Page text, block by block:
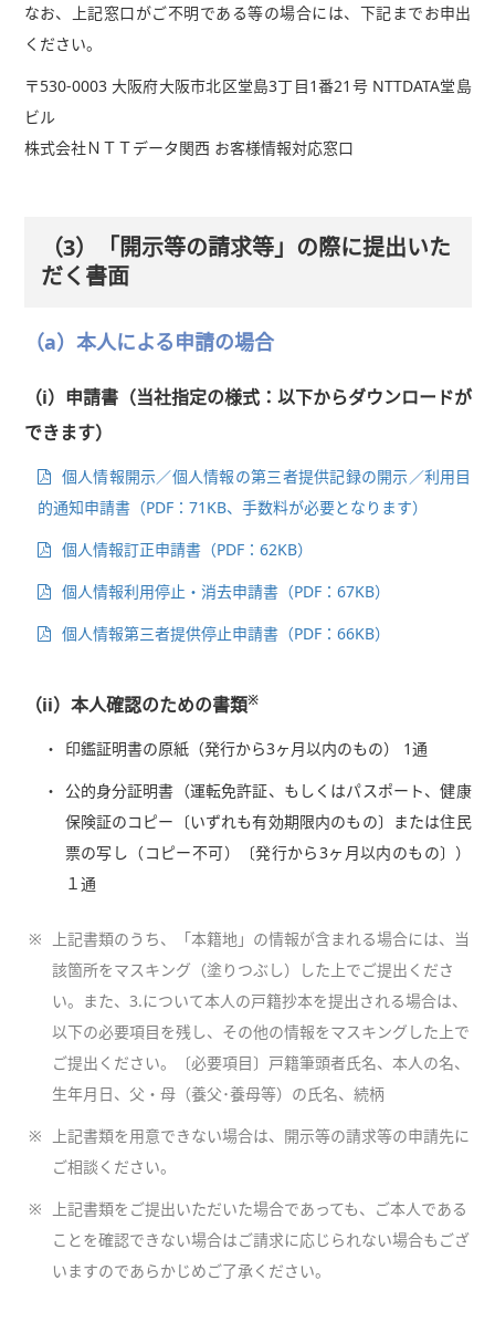
なお、上記窓口がご不明である等の場合には、下記までお申出
ください。
〒530-0003 大阪府大阪市北区堂島3丁目1番21号 NTTDATA堂島
ビル
株式会社ＮＴＴデータ関西 お客様情報対応窓口
（3）「開示等の請求等」の際に提出いた
だく書面
（a）本人による申請の場合
（i）申請書（当社指定の様式：以下からダウンロードが
できます）
個人情報開示／個人情報の第三者提供記録の開示／利用目
的通知申請書（PDF：71KB、手数料が必要となります）
個人情報訂正申請書（PDF：62KB）
個人情報利用停止・消去申請書（PDF：67KB）
個人情報第三者提供停止申請書（PDF：66KB）
（ii）本人確認のための書類※
印鑑証明書の原紙（発行から3ヶ月以内のもの） 1通
公的身分証明書（運転免許証、もしくはパスポート、健康
保険証のコピー〔いずれも有効期限内のもの〕または住民
票の写し（コピー不可）〔発行から3ヶ月以内のもの〕）
１通
※
上記書類のうち、「本籍地」の情報が含まれる場合には、当
該箇所をマスキング（塗りつぶし）した上でご提出くださ
い。また、3.について本人の戸籍抄本を提出される場合は、
以下の必要項目を残し、その他の情報をマスキングした上で
ご提出ください。〔必要項目〕戸籍筆頭者氏名、本人の名、
生年月日、父・母（養父･養母等）の氏名、続柄
※
上記書類を用意できない場合は、開示等の請求等の申請先に
ご相談ください。
※
上記書類をご提出いただいた場合であっても、ご本人である
ことを確認できない場合はご請求に応じられない場合もござ
いますのであらかじめご了承ください。